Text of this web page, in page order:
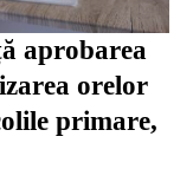
aprobarea
orelor
primare,